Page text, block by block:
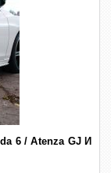
6 / Atenza GJ И